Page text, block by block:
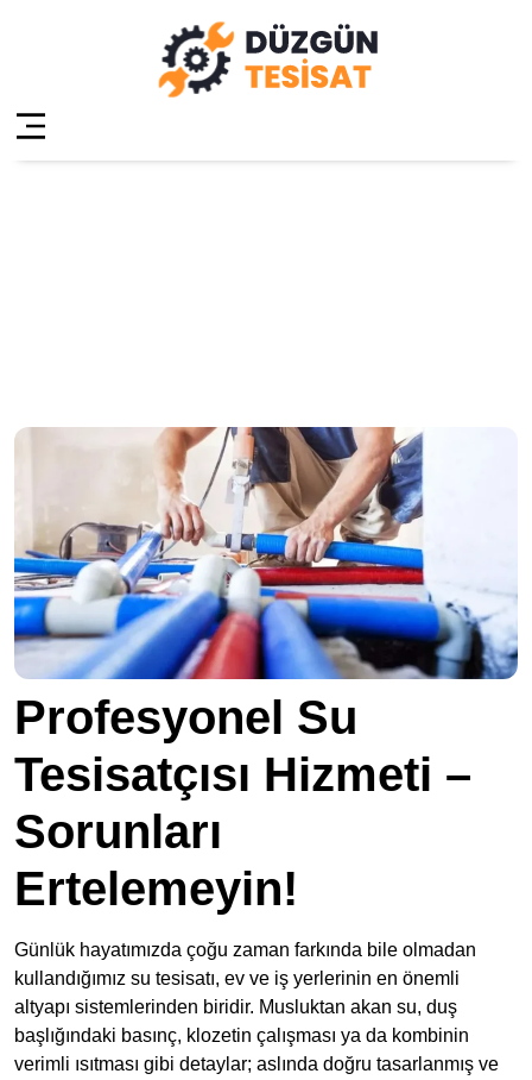
Profesyonel Su
Tesisatçısı Hizmeti –
Sorunları
Ertelemeyin!
Günlük hayatımızda çoğu zaman farkında bile olmadan
kullandığımız su tesisatı, ev ve iş yerlerinin en önemli
altyapı sistemlerinden biridir. Musluktan akan su, duş
başlığındaki basınç, klozetin çalışması ya da kombinin
verimli ısıtması gibi detaylar; aslında doğru tasarlanmış ve